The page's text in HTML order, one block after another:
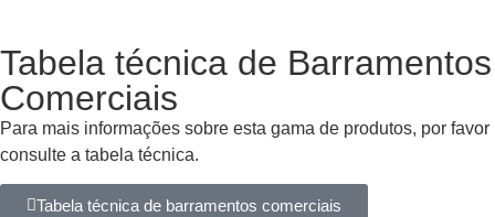
Tabela técnica de Barramentos
Comerciais
Para mais informações sobre esta gama de produtos, por favor
consulte a tabela técnica.
Tabela técnica de barramentos comerciais